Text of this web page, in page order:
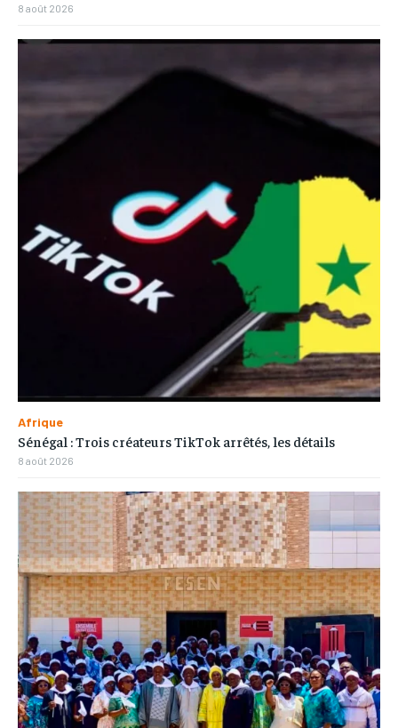
8 août 2026
Afrique
Sénégal : Trois créateurs TikTok arrêtés, les détails
8 août 2026